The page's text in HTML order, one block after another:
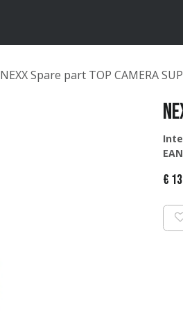
NEXX Spare part TOP CAMERA
€